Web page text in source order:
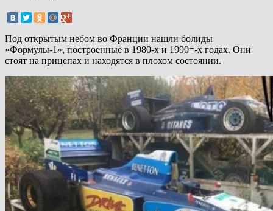
Под открытым небом во Франции нашли болиды
«Формулы-1», построенные в 1980-х и 1990=-х годах. Они
стоят на прицепах и находятся в плохом состоянии.